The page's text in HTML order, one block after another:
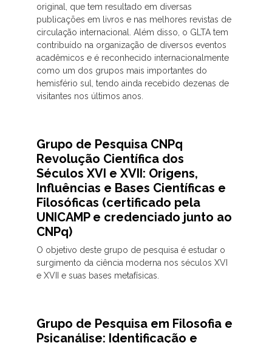
original, que tem resultado em diversas
publicações em livros e nas melhores revistas de
circulação internacional. Além disso, o GLTA tem
contribuído na organização de diversos eventos
acadêmicos e é reconhecido internacionalmente
como um dos grupos mais importantes do
hemisfério sul, tendo ainda recebido dezenas de
visitantes nos últimos anos.
Grupo de Pesquisa CNPq
Revolução Científica dos
Séculos XVI e XVII: Origens,
Influências e Bases Científicas e
Filosóficas (certificado pela
UNICAMP e credenciado junto ao
CNPq)
O objetivo deste grupo de pesquisa é estudar o
surgimento da ciência moderna nos séculos XVI
e XVII e suas bases metafísicas.
Grupo de Pesquisa em Filosofia e
Psicanálise: Identificação e